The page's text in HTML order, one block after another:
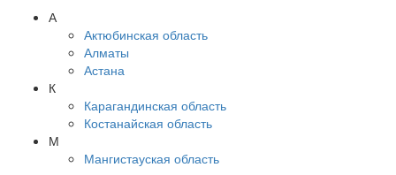
А
Актюбинская область
Алматы
Астана
К
Карагандинская область
Костанайская область
М
Мангистауская область